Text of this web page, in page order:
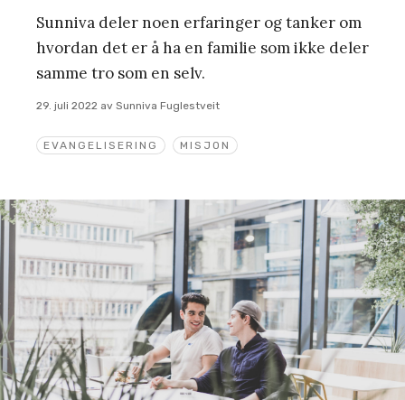
EVANGELISERING MISJON
Sunniva deler noen erfaringer og tanker om
hvordan det er å ha en familie som ikke deler
samme tro som en selv.
29. juli 2022 av Sunniva Fuglestveit